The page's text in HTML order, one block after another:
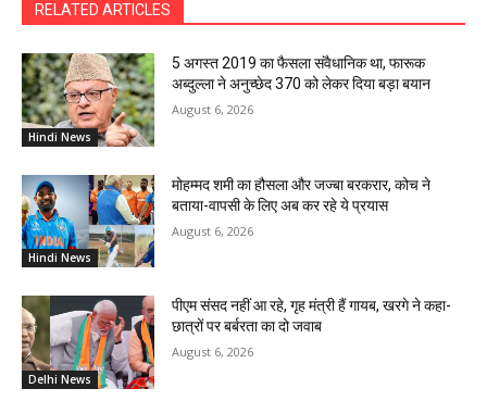
RELATED ARTICLES
Hindi News
5 अगस्त 2019 का फैसला संवैधानिक था, फारूक
अब्दुल्ला ने अनुच्छेद 370 को लेकर दिया बड़ा बयान
August 6, 2026
Hindi News
मोहम्मद शमी का हौसला और जज्बा बरकरार, कोच ने
बताया-वापसी के लिए अब कर रहे ये प्रयास
August 6, 2026
Delhi News
पीएम संसद नहीं आ रहे, गृह मंत्री हैं गायब, खरगे ने कहा-
छात्रों पर बर्बरता का दो जवाब
August 6, 2026